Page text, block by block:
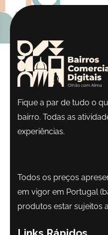
através
de
Fique a par de tudo o
bairro. Todas as
experiências.
Todos os preços
em vigor em Portugal
produtos estar sujeitos